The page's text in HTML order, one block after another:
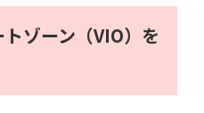
ゾーン（VIO）を